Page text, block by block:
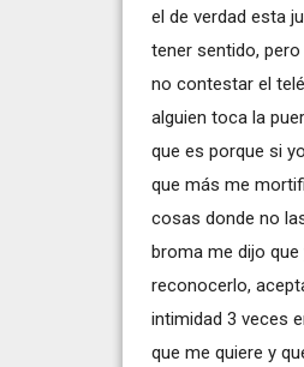
el de verdad esta
tener sentido,
no contestar el
alguien toca la
que es porque si
que más me
cosas donde no
broma me dijo
reconocerlo,
intimidad 3 veces
que me quiere y